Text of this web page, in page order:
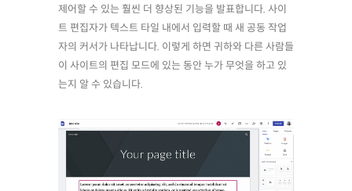
제어할 수 있는 훨씬 더 향상된 기능을 발표합니다. 사이
트 편집자가 텍스트 타일 내에서 입력할 때 새 공동 작업
자의 커서가 나타납니다. 이렇게 하면 귀하와 다른 사람들
이 사이트의 편집 모드에 있는 동안 누가 무엇을 하고 있
는지 알 수 있습니다.